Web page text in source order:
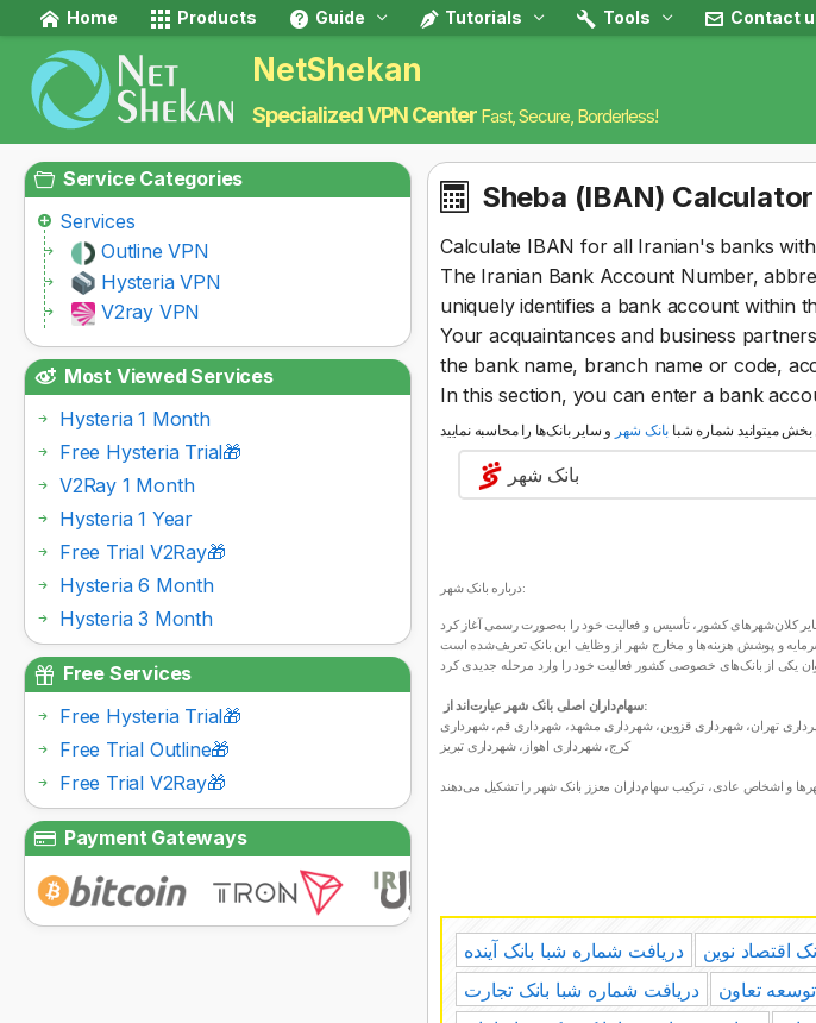
Home Products Guide Tutorials Tools Contact
NetShekan
Specialized VPN Center Fast, Secure, Borderless!
Sheba (IBAN) Calculator
Calculate IBAN for all Iranian's banks
The Iranian Bank Account Number,
uniquely identifies a bank account within
Your acquaintances and business
the bank name, branch name or code,
In this section, you can enter a bank
بخش میتوانید شماره شبا بانک شهر
بانک شهر
درباره بانک شهر:
سهام‌داران اصلی بانک شهر عبارت‌اند از:
تهران، شهرداری قزوین، شهرداری مشهد، شهرداری قم، شهرداری
کرج، شهرداری اهواز، شهرداری تبریز
دریافت شماره شبا بانک آینده اقتصاد نوین
دریافت شماره شبا بانک تجارت
تعاون
Service Categories
Services
Outline VPN
Hysteria VPN
V2ray VPN
Most Viewed Services
Hysteria 1 Month
Free Hysteria Trial🎁
V2Ray 1 Month
Hysteria 1 Year
Free Trial V2Ray🎁
Hysteria 6 Month
Hysteria 3 Month
Free Services
Free Hysteria Trial🎁
Free Trial Outline🎁
Free Trial V2Ray🎁
Payment Gateways